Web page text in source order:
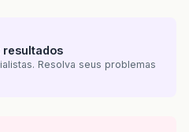
resultados
Resolva seus problemas